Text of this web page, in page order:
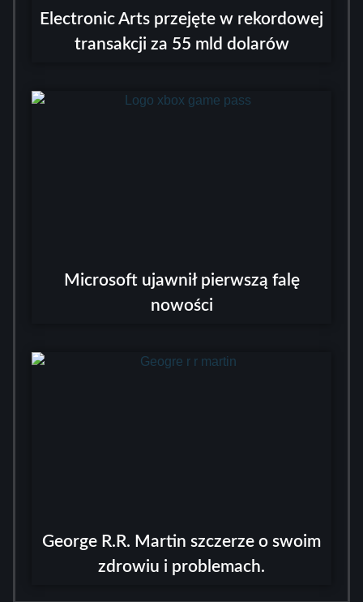
Electronic Arts przejęte w rekordowej
transakcji za 55 mld dolarów
Microsoft ujawnił pierwszą falę
nowości
George R.R. Martin szczerze o swoim
zdrowiu i problemach.